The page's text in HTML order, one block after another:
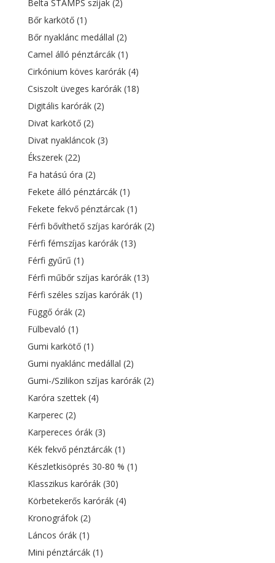
Belta STAMPS szíjak (2)
Bőr karkötő (1)
Bőr nyaklánc medállal (2)
Camel álló pénztárcák (1)
Cirkónium köves karórák (4)
Csiszolt üveges karórák (18)
Digitális karórák (2)
Divat karkötő (2)
Divat nyakláncok (3)
Ékszerek (22)
Fa hatású óra (2)
Fekete álló pénztárcák (1)
Fekete fekvő pénztárcak (1)
Férfi bővíthető szíjas karórák (2)
Férfi fémszíjas karórák (13)
Férfi gyűrű (1)
Férfi műbőr szíjas karórák (13)
Férfi széles szíjas karórák (1)
Függő órák (2)
Fülbevaló (1)
Gumi karkötő (1)
Gumi nyaklánc medállal (2)
Gumi-/Szilikon szíjas karórák (2)
Karóra szettek (4)
Karperec (2)
Karpereces órák (3)
Kék fekvő pénztárcák (1)
Készletkisöprés 30-80 % (1)
Klasszikus karórák (30)
Körbetekerős karórák (4)
Kronográfok (2)
Láncos órák (1)
Mini pénztárcák (1)